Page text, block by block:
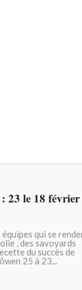
le 18 février
qui se
, des savoyards
du succès de
25 à 23...